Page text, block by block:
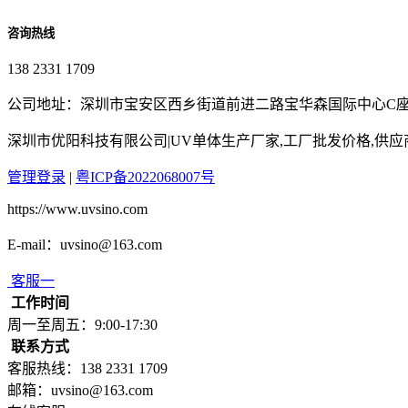
咨询热线
138 2331 1709
公司地址：深圳市宝安区西乡街道前进二路宝华森国际中心C
深圳市优阳科技有限公司|UV单体生产厂家,工厂批发价格,供应
管理登录 | 粤ICP备2022068007号
https://www.uvsino.com
E-mail：uvsino@163.com
客服一
工作时间
周一至周五：9:00-17:30
联系方式
客服热线：138 2331 1709
邮箱：uvsino@163.com